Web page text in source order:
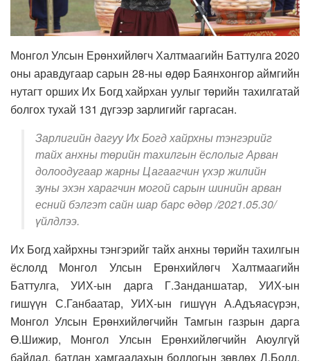
Монгол Улсын Ерөнхийлөгч Халтмаагийн Баттулга 2020
оны аравдугаар сарын 28-ны өдөр Баянхонгор аймгийн
нутагт орших Их Богд хайрхан уулыг төрийн тахилгатай
болгох тухай 131 дүгээр зарлигийг гаргасан.
Зарлигийн дагуу Их Богд хайрхны тэнгэрийг
тайх анхны төрийн тахилгын ёслолыг Арван
долоодугаар жарны Цагаагчин үхэр жилийн
зуны эхэн харагчин могой сарын шинийн арван
есний бэлгэт сайн шар барс өдөр /2021.05.30/
үйлдлээ.
Их Богд хайрхны тэнгэрийг тайх анхны төрийн тахилгын
ёслолд Монгол Улсын Ерөнхийлөгч Халтмаагийн
Баттулга, УИХ-ын дарга Г.Занданшатар, УИХ-ын
гишүүн С.Ганбаатар, УИХ-ын гишүүн А.Адъяасүрэн,
Монгол Улсын Ерөнхийлөгчийн Тамгын газрын дарга
Ө.Шижир, Монгол Улсын Ерөнхийлөгчийн Аюулгүй
байдал, батлан хамгаалахын бодлогын зөвлөх Л.Болд,